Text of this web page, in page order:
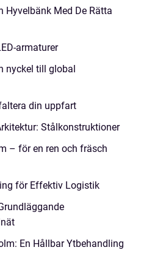
Hyvelbänk Med De Rätta
armaturer
nyckel till global
din uppfart
Stålkonstruktioner
– för en ren och fräsch
för Effektiv Logistik
En Hållbar Ytbehandling